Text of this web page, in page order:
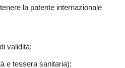
la patente internazionale
validità;
e tessera sanitaria);